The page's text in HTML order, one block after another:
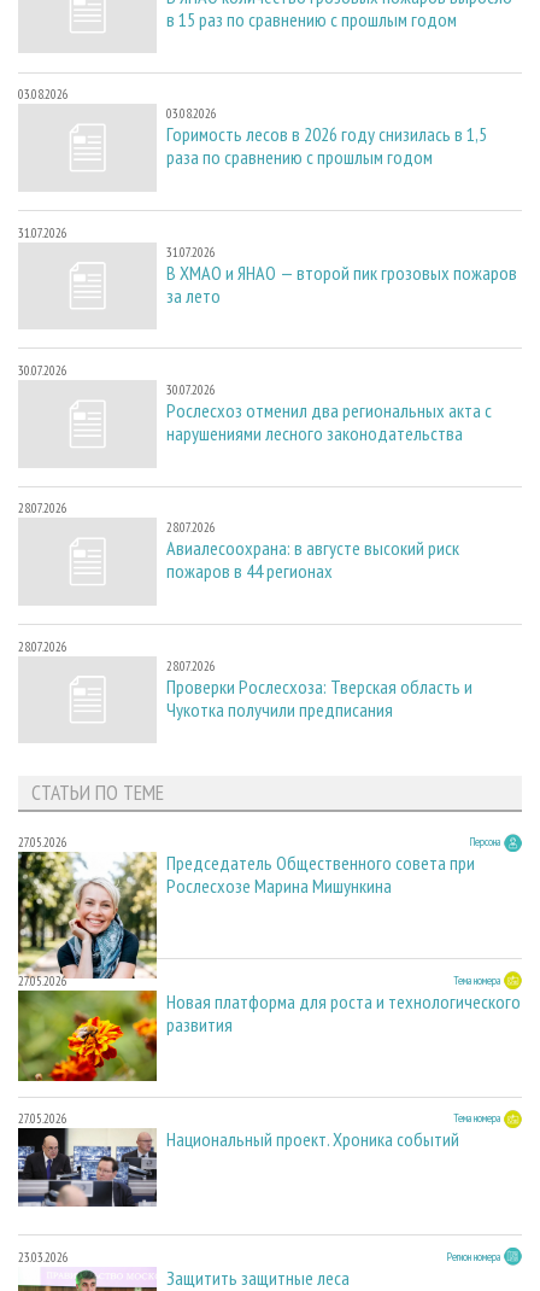
в 15 раз по сравнению с прошлым годом
03.08.2026
03.08.2026
Горимость лесов в 2026 году снизилась в 1,5
раза по сравнению с прошлым годом
31.07.2026
31.07.2026
В ХМАО и ЯНАО — второй пик грозовых пожаров
за лето
30.07.2026
30.07.2026
Рослесхоз отменил два региональных акта с
нарушениями лесного законодательства
28.07.2026
28.07.2026
Авиалесоохрана: в августе высокий риск
пожаров в 44 регионах
28.07.2026
28.07.2026
Проверки Рослесхоза: Тверская область и
Чукотка получили предписания
СТАТЬИ ПО ТЕМЕ
27.05.2026 Персона
Председатель Общественного совета при
Рослесхозе Марина Мишункина
27.05.2026 Тема номера
Новая платформа для роста и технологического
развития
27.05.2026 Тема номера
Национальный проект. Хроника событий
23.03.2026 Регион номера
Защитить защитные леса